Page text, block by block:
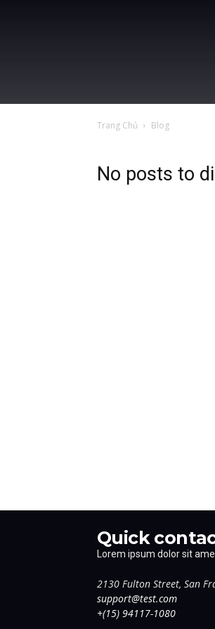
Trang Chủ Blog
No posts to
Quick
Lorem ipsum dolor sit
2130 Fulton Street, San
support@test.com
+(15) 94117-1080